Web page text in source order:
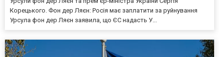
Корецького. Фон дер Ляєн: Росія має заплатити за руйнування
Урсула фон дер Ляєн заявила, що ЄС надасть У...